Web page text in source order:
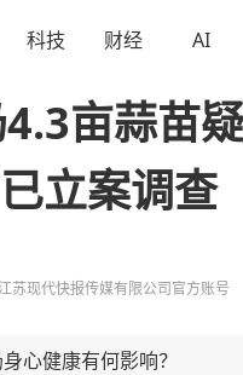
科技 财经 AI
亩蒜苗
立案调查
江苏现代快报传媒有限公司官方账号
心健康有何影响？